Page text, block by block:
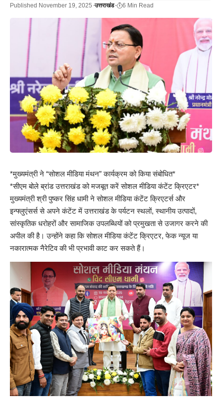
Published November 19, 2025 उत्तराखंड 6 Min Read
*मुख्यमंत्री ने “सोशल मीडिया मंथन” कार्यक्रम को किया संबोधित*
*सीएम बोले ब्रांड उत्तराखंड को मजबूत करें सोशल मीडिया कंटेंट क्रिएटर*
मुख्यमंत्री श्री पुष्कर सिंह धामी ने सोशल मीडिया कंटेंट क्रिएटर्स और
इन्फ्लुएंसर्स से अपने कंटेंट में उत्तराखंड के पर्यटन स्थलों, स्थानीय उत्पादों,
सांस्कृतिक धरोहरों और सामाजिक उपलब्धियों को प्रमुखता से उजागर करने की
अपील की है। उन्होंने कहा कि सोशल मीडिया कंटेंट क्रिएटर, फेक न्यूज या
नकारात्मक नैरेटिव की भी प्रभावी काट कर सकते हैं।